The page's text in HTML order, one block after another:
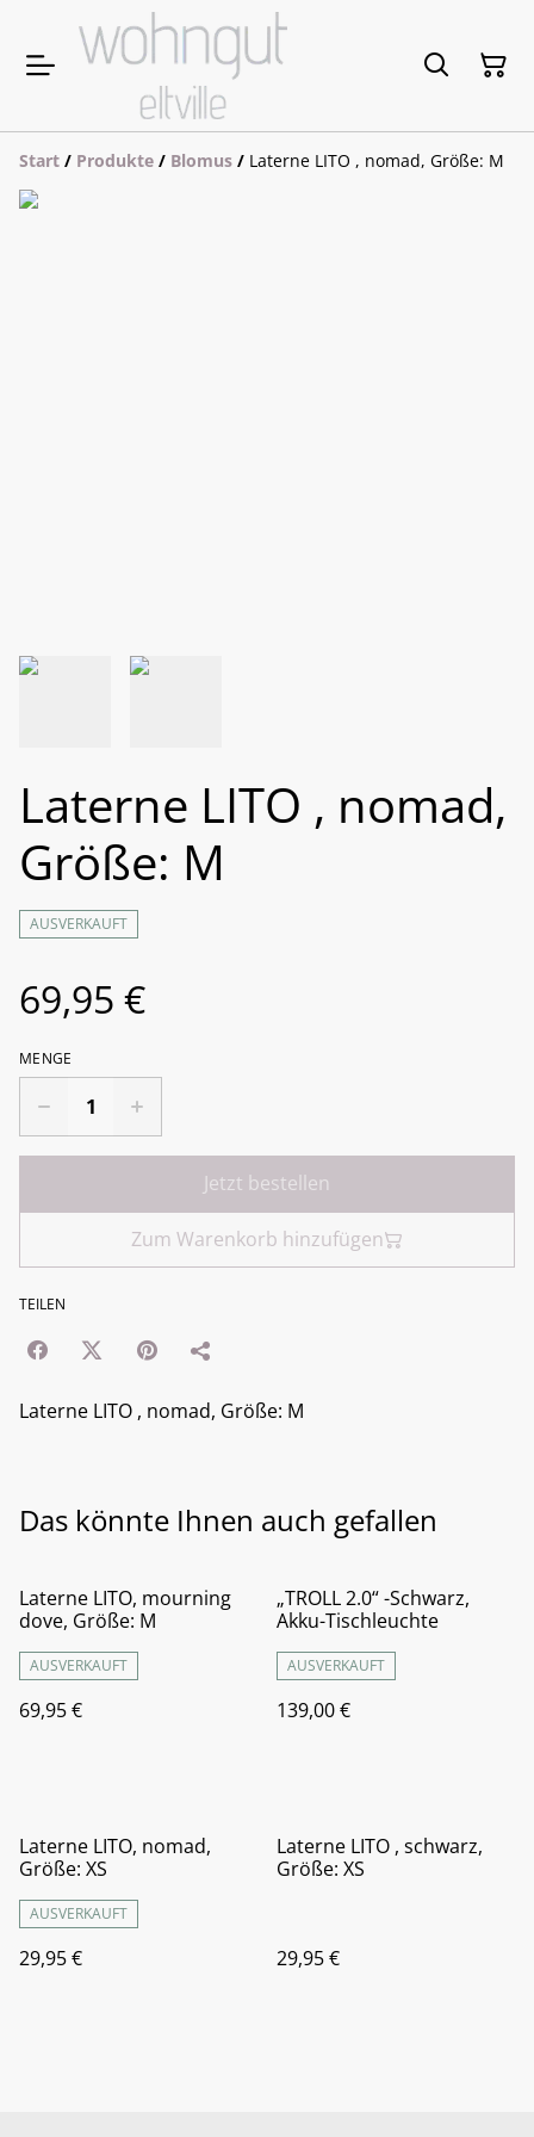
Start / Produkte / Blomus / Laterne LITO , nomad, Größe: M
Laterne LITO , nomad,
Größe: M
AUSVERKAUFT
69,95 €
MENGE
Jetzt bestellen
Zum Warenkorb hinzufügen
TEILEN
Laterne LITO , nomad, Größe: M
Das könnte Ihnen auch gefallen
Laterne LITO, mourning
dove, Größe: M
AUSVERKAUFT
69,95 €
„TROLL 2.0“ -Schwarz,
Akku-Tischleuchte
AUSVERKAUFT
139,00 €
Laterne LITO, nomad,
Größe: XS
AUSVERKAUFT
29,95 €
Laterne LITO , schwarz,
Größe: XS
29,95 €